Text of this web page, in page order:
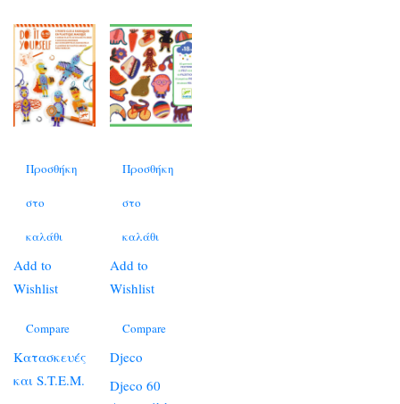
Προσθήκη
στο
καλάθι
Add to
Wishlist
Compare
Κατασκευές
και S.T.E.M.
Προσθήκη
στο
καλάθι
Add to
Wishlist
Compare
Djeco
Djeco 60